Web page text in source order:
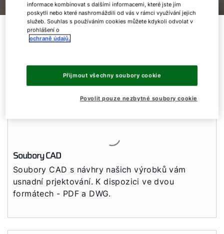
Všechny podklady na
Vše, co potřebujete pro svůj projekt.
Soubory CAD
Soubory CAD s návhry našich výrobků vám
usnadní prjektování. K dispozici ve dvou
formátech - PDF a DWG.
Dobrý den!
Jak vám můžeme pomoct?
Služby WOLF
informace kombinovat s dalšími informacemi, které jste jim
poskytli nebo které nashromáždili od vás v rámci využívání jejich
služeb. Souhlas s používáním cookies můžete kdykoli odvolat v
prohlášení o
ochraně údajů.
Povolit pouze nezbytné soubory cookie
Přijmout všechny soubory cookie